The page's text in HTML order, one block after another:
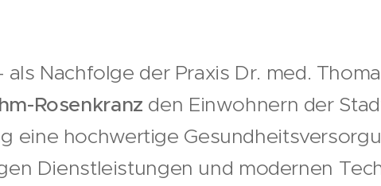
als Nachfolge der Praxis Dr. med.
Rosenkranz den Einwohnern der
eine hochwertige
Dienstleistungen und modernen